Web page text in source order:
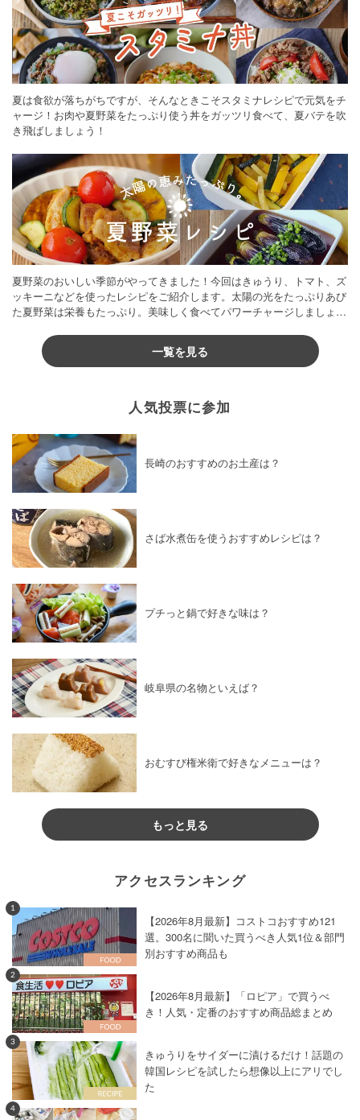
夏は食欲が落ちがちですが、そんなときこそスタミナレシピで元気をチ
ャージ！お肉や夏野菜をたっぷり使う丼をガッツリ食べて、夏バテを吹
き飛ばしましょう！
夏野菜のおいしい季節がやってきました！今回はきゅうり、トマト、ズ
ッキーニなどを使ったレシピをご紹介します。太陽の光をたっぷりあび
た夏野菜は栄養もたっぷり。美味しく食べてパワーチャージしましょう
一覧を見る
人気投票に参加
長崎のおすすめのお土産は？
さば水煮缶を使うおすすめレシピは？
プチっと鍋で好きな味は？
岐阜県の名物といえば？
おむすび権米衛で好きなメニューは？
もっと見る
アクセスランキング
1
【2026年8月最新】コストコおすすめ121
選。300名に聞いた買うべき人気1位＆部門
別おすすめ商品も
2
【2026年8月最新】「ロピア」で買うべ
き！人気・定番のおすすめ商品総まとめ
3
きゅうりをサイダーに漬けるだけ！話題の
韓国レシピを試したら想像以上にアリでし
た
4